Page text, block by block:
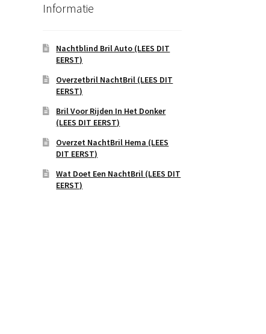
Informatie
Nachtblind Bril Auto (LEES DIT
EERST)
Overzetbril NachtBril (LEES DIT
EERST)
Bril Voor Rijden In Het Donker
(LEES DIT EERST)
Overzet NachtBril Hema (LEES
DIT EERST)
Wat Doet Een NachtBril (LEES DIT
EERST)